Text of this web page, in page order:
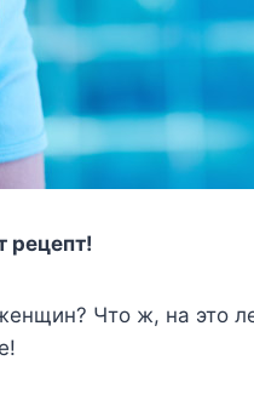
рецепт!
Что ж, на это